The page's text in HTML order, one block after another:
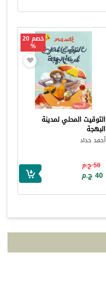
خصم 20
%
التوقيت المحلي لمدينة
البهجة
أحمد حداد
50 ج.م
40 ج.م